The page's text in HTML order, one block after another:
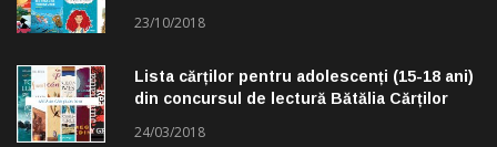
23/10/2018
Lista cărților pentru adolescenți (15-18 ani)
din concursul de lectură Bătălia Cărților
24/03/2018